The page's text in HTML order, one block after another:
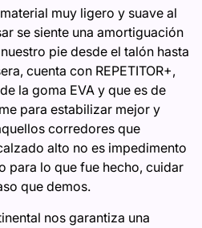
muy ligero y suave al
se siente una amortiguación
pie desde el talón hasta
cuenta con REPETITOR+,
la goma EVA y que es de
para estabilizar mejor y
corredores que
alto no es impedimento
para lo que fue hecho, cuidar
que demos.
nos garantiza una